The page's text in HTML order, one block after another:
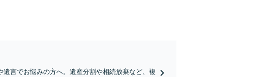
遺言でお悩みの方へ。遺産分割や相続放棄など、複